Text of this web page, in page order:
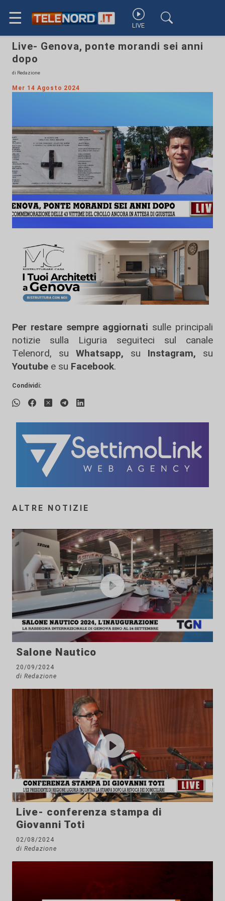
☰ LIVE
Live- Genova, ponte morandi sei anni
dopo
di Redazione
Mer 14 Agosto 2024
Per restare sempre aggiornati sulle principali
notizie sulla Liguria seguiteci sul canale
Telenord, su
Whatsapp, su Instagram, su
Youtube e su Facebook.
Condividi:
ALTRE NOTIZIE
Salone Nautico
20/09/2024
di Redazione
Live- conferenza stampa di
Giovanni Toti
02/08/2024
di Redazione